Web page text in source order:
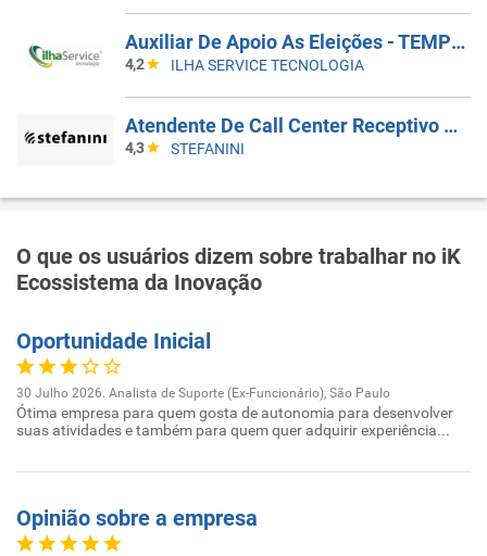
Auxiliar De Apoio As Eleições - TEMPORÁRIO
4,2 ILHA SERVICE TECNOLOGIA
Atendente De Call Center Receptivo 5X2
4,3 STEFANINI
O que os usuários dizem sobre trabalhar no iK
Ecossistema da Inovação
Oportunidade Inicial
30 Julho 2026. Analista de Suporte (Ex-Funcionário), São Paulo
Ótima empresa para quem gosta de autonomia para desenvolver
suas atividades e também para quem quer adquirir experiência...
Opinião sobre a empresa